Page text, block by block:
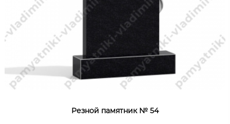
Резной памятник № 54